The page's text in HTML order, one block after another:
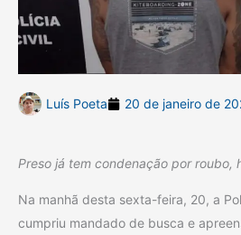
Luís Poeta 20 de janeiro de
Preso já tem condenação por roubo,
Na manhã desta sexta-feira, 20, a
cumpriu mandado de busca e